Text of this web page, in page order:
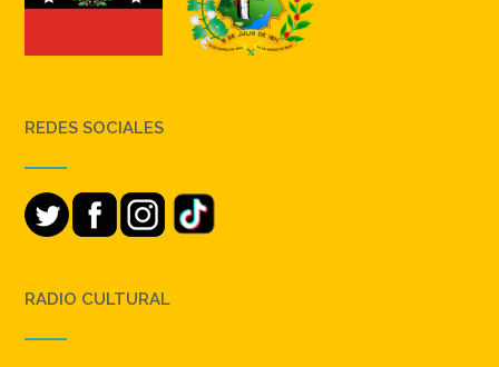
REDES SOCIALES
RADIO CULTURAL